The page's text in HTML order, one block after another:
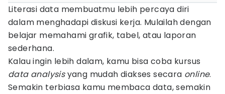
Literasi data membuatmu lebih percaya diri
dalam menghadapi diskusi kerja. Mulailah dengan
belajar memahami grafik, tabel, atau laporan
sederhana.
Kalau ingin lebih dalam, kamu bisa coba kursus
data analysisyang mudah diakses secara online.
Semakin terbiasa kamu membaca data, semakin